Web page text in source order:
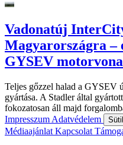
Vadonatúj
Magyarországra –
GYSEV
Teljes gőzzel halad a GYSEV
gyártása. A Stadler által
fokozatosan áll majd
Impresszum Adatvédelem
Médiaajánlat Kapcsolat